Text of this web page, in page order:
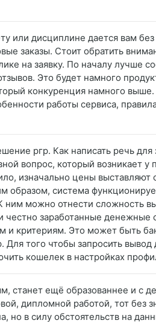
или дисциплине дается вам
заказы. Стоит обратить
на заявку. По началу лучше
Это будет намного
конкуренция намного
работы сервиса,
ргр. Как написать речь
вопрос, который возникает у
изначально цены выставляют
образом, система
ним можно отнести сложность
честно заработанные денежные
и критериям. Это может быть
того чтобы запросить вывод
кошелек в настройках
станет ещё образованнее и с
дипломной работой, тот без
но в силу обстоятельств на